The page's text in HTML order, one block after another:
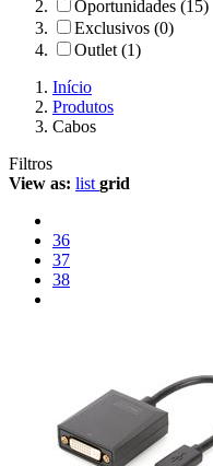
Oportunidades (15)
Exclusivos (0)
Outlet (1)
Início
Produtos
Cabos
Filtros
View as: list grid
36
37
38